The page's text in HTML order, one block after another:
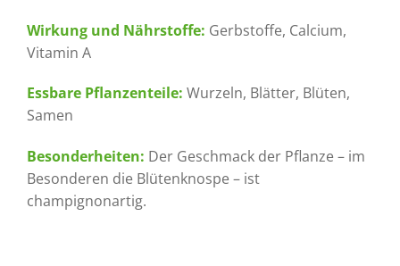
Wirkung und Nährstoffe: Gerbstoffe, Calcium,
Vitamin A
Essbare Pflanzenteile: Wurzeln, Blätter, Blüten,
Samen
Besonderheiten: Der Geschmack der Pflanze – im
Besonderen die Blütenknospe – ist
champignonartig.